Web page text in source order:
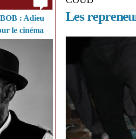
: Adieu
le cinéma
Les